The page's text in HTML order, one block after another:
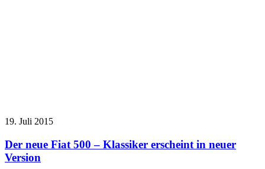
19. Juli 2015
Der neue Fiat 500 – Klassiker erscheint in neuer
Version